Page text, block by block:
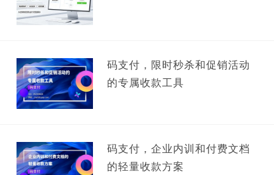
码支付，限时秒杀和促销活动
的专属收款工具
码支付，企业内训和付费文档
的轻量收款方案